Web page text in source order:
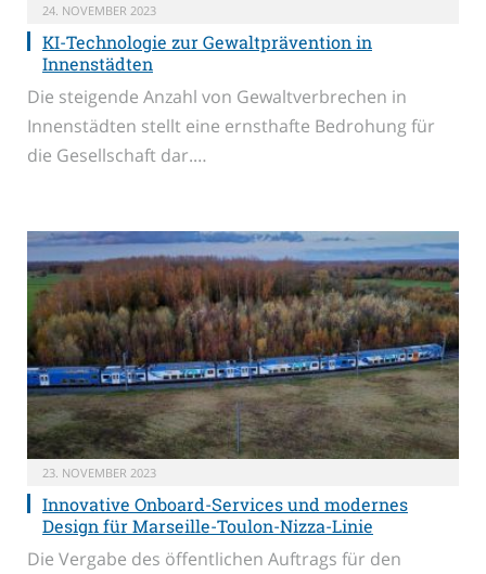
24. NOVEMBER 2023
KI-Technologie zur Gewaltprävention in
Innenstädten
Die steigende Anzahl von Gewaltverbrechen in
Innenstädten stellt eine ernsthafte Bedrohung für
die Gesellschaft dar.…
23. NOVEMBER 2023
Innovative Onboard-Services und modernes
Design für Marseille-Toulon-Nizza-Linie
Die Vergabe des öffentlichen Auftrags für den